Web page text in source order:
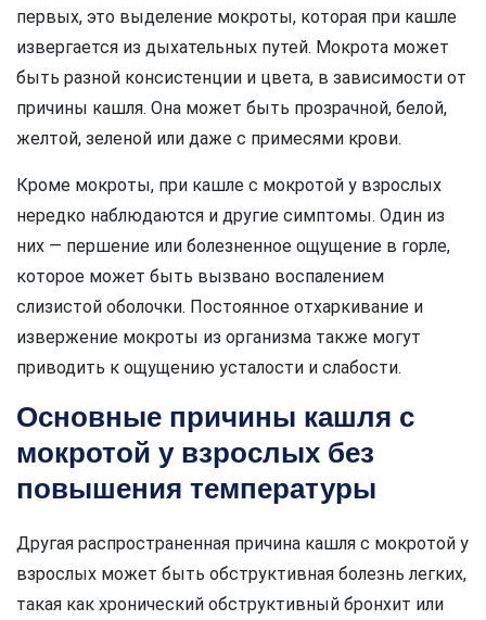
первых, это выделение мокроты, которая при кашле
извергается из дыхательных путей. Мокрота может
быть разной консистенции и цвета, в зависимости от
причины кашля. Она может быть прозрачной, белой,
желтой, зеленой или даже с примесями крови.
Кроме мокроты, при кашле с мокротой у взрослых
нередко наблюдаются и другие симптомы. Один из
них — першение или болезненное ощущение в горле,
которое может быть вызвано воспалением
слизистой оболочки. Постоянное отхаркивание и
извержение мокроты из организма также могут
приводить к ощущению усталости и слабости.
Основные причины кашля с
мокротой у взрослых без
повышения температуры
Другая распространенная причина кашля с мокротой у
взрослых может быть обструктивная болезнь легких,
такая как хронический обструктивный бронхит или